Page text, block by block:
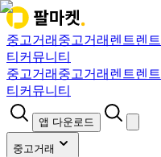
중고거래 중고거래 렌트렌트
티 커뮤니티
중고거래 중고거래 렌트렌트
티 커뮤니티
앱 다운로드
중고거래